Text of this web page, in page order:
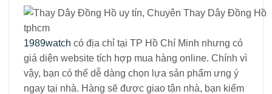
1989watch có địa chỉ tại TP Hồ Chí Minh nhưng có
giá diện website tích hợp mua hàng online. Chính vì
vậy, bạn có thể dễ dàng chọn lựa sản phẩm ưng ý
ngay tại nhà. Hàng sẽ được giao tận nhà, bạn kiểm